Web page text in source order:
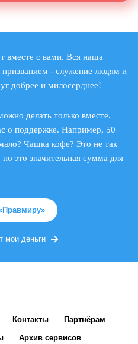
вместе с вами. Вся наша
- служение людям и
добрее и милосерднее!
делать только вместе.
о поддержке. Например, 50
Чашка кофе? Это не так
это значительная сумма для
мои деньги
Контакты Партнёрам
Архив сервисов